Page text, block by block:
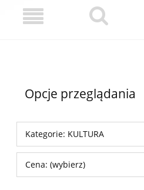
Opcje przeglądania
Kategorie: KULTURA
Cena: (wybierz)